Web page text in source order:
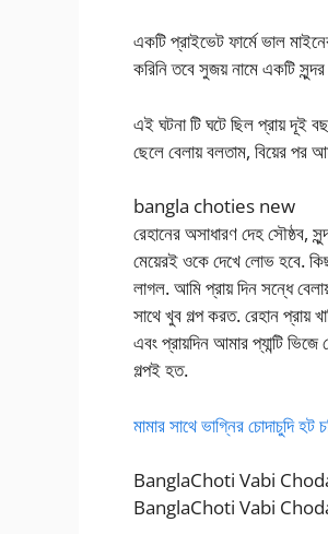
একটি প্রাইভেট ফার্মে ভাল
করিনি তবে সুজয় নামে একটি
এই ঘটনা টি ঘটে ছিল প্রায় দূই
ছেলে বেলায় বলতাম, বিয়ের পর
bangla choties new
রেহানের অসাধারণ দেহ সৌষ্ঠব,
মেয়েরই ওকে দেখে লোভ হবে.
লাগল. আমি প্রায় দিন সন্ধে
সাথে খুব গল্প করত. রেহান প্রায়
এবং প্রায়দিন আমার প্যান্টি
গল্পই হত.
মামার সাথে ভাগ্নির চোদাচুদি হট
BanglaChoti Vabi
BanglaChoti Vabi